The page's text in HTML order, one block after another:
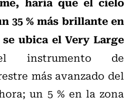
35 % más brillante en
ubica el Very Large
instrumento de
más avanzado del
un 5 % en la zona